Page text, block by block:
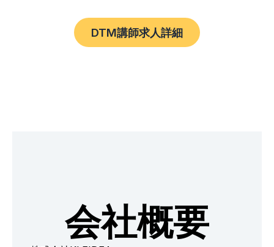
DTM講師求人詳細
会社概要